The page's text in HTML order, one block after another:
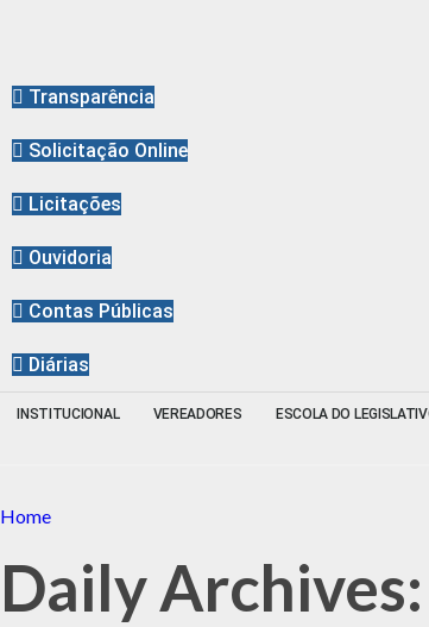
Transparência
Solicitação Online
Licitações
Ouvidoria
Contas Públicas
Diárias
INSTITUCIONAL VEREADORES ESCOLA DO
Home
Daily